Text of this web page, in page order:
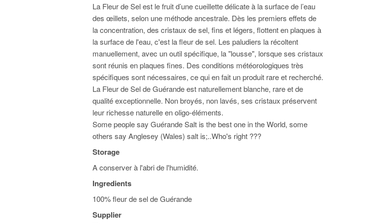
La Fleur de Sel est le fruit d’une cueillette délicate à la surface de l’eau
des œillets, selon une méthode ancestrale. Dès les premiers effets de
la concentration, des cristaux de sel, fins et légers, flottent en plaques à
la surface de l'eau, c'est la fleur de sel. Les paludiers la récoltent
manuellement, avec un outil spécifique, la "lousse", lorsque ses cristaux
sont réunis en plaques fines. Des conditions météorologiques très
spécifiques sont nécessaires, ce qui en fait un produit rare et recherché.
La Fleur de Sel de Guérande est naturellement blanche, rare et de
qualité exceptionnelle. Non broyés, non lavés, ses cristaux préservent
leur richesse naturelle en oligo-éléments.
Some people say Guérande Salt is the best one in the World, some
others say Anglesey (Wales) salt is;..Who's right ???
Storage
A conserver à l'abri de l'humidité.
Ingredients
100% fleur de sel de Guérande
Supplier